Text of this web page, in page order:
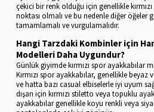
çekici bir renk olduğu için genellikle
noktası olmalı ve bu nedenle diğer öğeler
tamamlamalı ve vurgulamalıdır.
Hangi Tarzdaki Kombinler için
Modelleri Daha Uygundur?
Günlük giyimde kırmızı spor ayakkabılar
Kırmızı spor ayakkabılar, genellikle
ve hatta bazı casual elbiselerle iyi uyum
dışarı için kırmızı stiletto veya topuklu
ayakkabılar genellikle koyu renkli veya